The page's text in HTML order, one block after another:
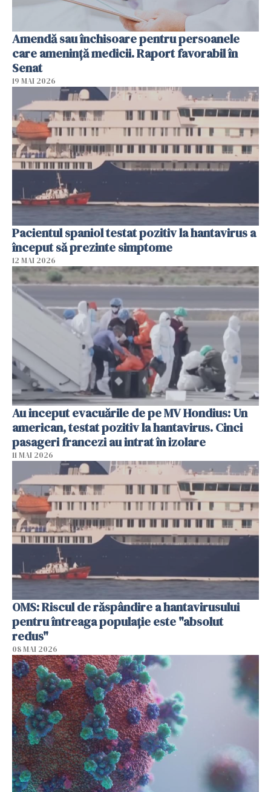
Amendă sau închisoare pentru persoanele
care ameninţă medicii. Raport favorabil în
Senat
19 MAI 2026
Pacientul spaniol testat pozitiv la hantavirus a
început să prezinte simptome
12 MAI 2026
Au inceput evacuările de pe MV Hondius: Un
american, testat pozitiv la hantavirus. Cinci
pasageri francezi au intrat în izolare
11 MAI 2026
OMS: Riscul de răspândire a hantavirusului
pentru întreaga populaţie este "absolut
redus"
08 MAI 2026